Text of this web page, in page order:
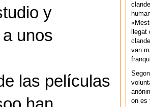
y
unos
las películas
van
on es